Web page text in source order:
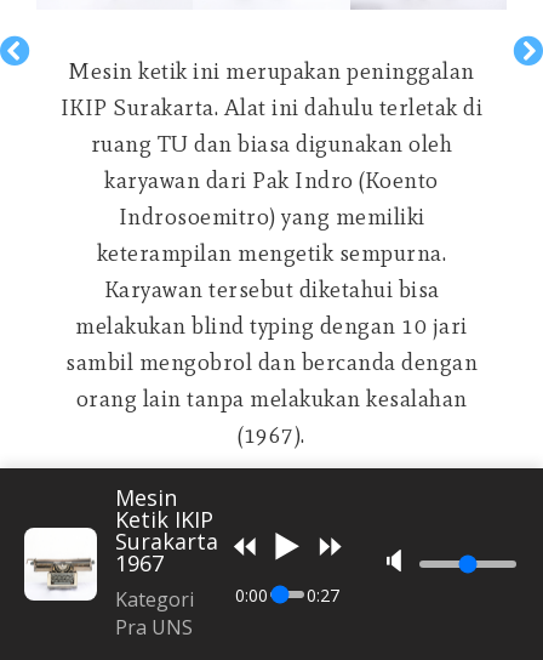
Mesin ketik ini merupakan peninggalan
IKIP Surakarta. Alat ini dahulu terletak di
ruang TU dan biasa digunakan oleh
karyawan dari Pak Indro (Koento
Indrosoemitro) yang memiliki
keterampilan mengetik sempurna.
Karyawan tersebut diketahui bisa
melakukan blind typing dengan 10 jari
sambil mengobrol dan bercanda dengan
orang lain tanpa melakukan kesalahan
(1967).
Mesin
Ketik IKIP
Surakarta
1967
Kategori
Pra UNS
⏪ ▶️ ⏩
0:00 0:27
🔈